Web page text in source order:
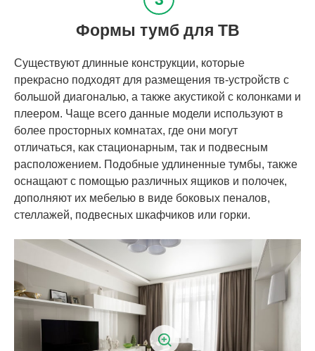
Формы тумб для ТВ
Существуют длинные конструкции, которые
прекрасно подходят для размещения тв-устройств с
большой диагональю, а также акустикой с колонками и
плеером. Чаще всего данные модели используют в
более просторных комнатах, где они могут
отличаться, как стационарным, так и подвесным
расположением. Подобные удлиненные тумбы, также
оснащают с помощью различных ящиков и полочек,
дополняют их мебелью в виде боковых пеналов,
стеллажей, подвесных шкафчиков или горки.